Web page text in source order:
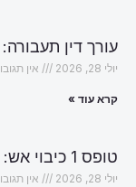
עורך דין
יולי 28, 2026 אין
קרא עוד »
טופס 1 כיבוי אש: מה עלול לעכב את האישור?
יולי 28, 2026 אין